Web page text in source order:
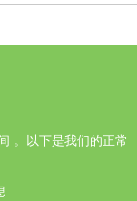
。以下是我们的正常